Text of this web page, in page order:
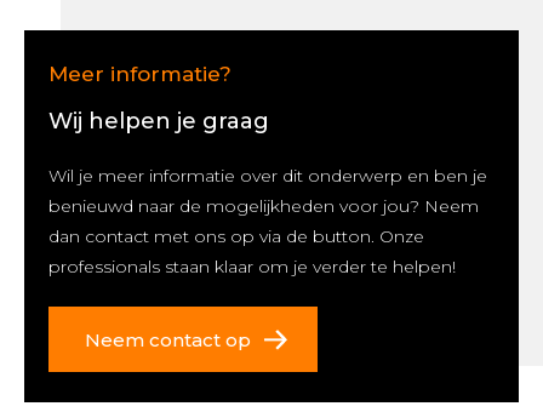
Meer informatie?
Wij helpen je graag
Wil je meer informatie over dit onderwerp en ben je
benieuwd naar de mogelijkheden voor jou? Neem
dan contact met ons op via de button. Onze
professionals staan klaar om je verder te helpen!
Neem contact op